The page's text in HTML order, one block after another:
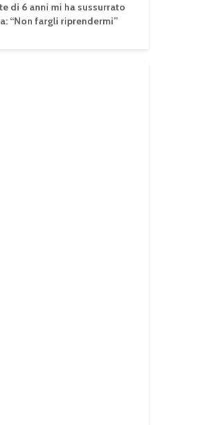
di 6 anni mi ha sussurrato
“Non fargli riprendermi”